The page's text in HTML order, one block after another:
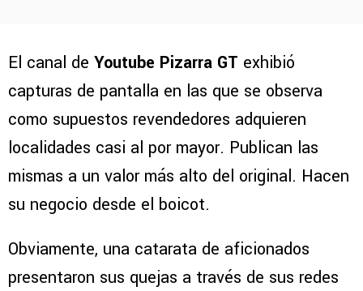
El canal de Youtube Pizarra GT exhibió
capturas de pantalla en las que se observa
como supuestos revendedores adquieren
localidades casi al por mayor. Publican las
mismas a un valor más alto del original. Hacen
su negocio desde el boicot.
Obviamente, una catarata de aficionados
presentaron sus quejas a través de sus redes